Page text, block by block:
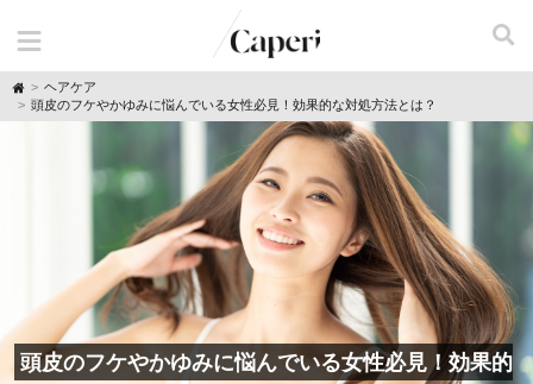
H
o
ヘアケア
頭皮のフケやかゆみに悩んでいる女性必見！効果的な対処方法とは？
頭皮のフケやかゆみに悩んでいる女性必見！効果的